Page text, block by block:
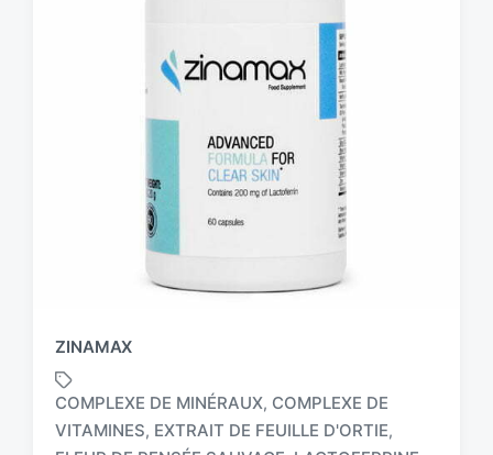
ZINAMAX
COMPLEXE DE MINÉRAUX, COMPLEXE DE
VITAMINES, EXTRAIT DE FEUILLE D'ORTIE,